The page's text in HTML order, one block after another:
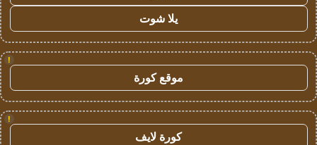
يلا شوت
!
موقع كورة
!
كورة لايف